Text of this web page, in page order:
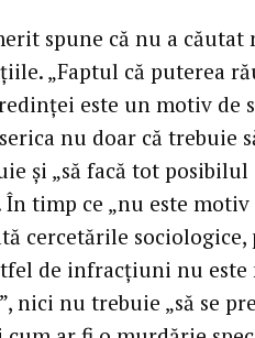
spune că nu a căutat
„Faptul că puterea
este un motiv de
nu doar că trebuie
şi „să facă tot
În timp ce „nu este
cercetările
de infracţiuni nu este
nici nu trebuie „să se